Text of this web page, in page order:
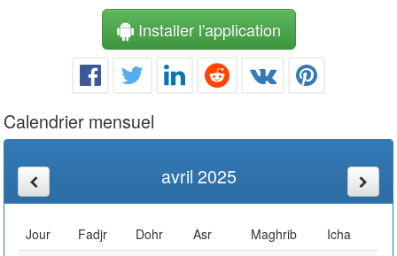
Installer l'application
Calendrier mensuel
avril 2025
Jour Fadjr Dohr Asr Maghrib
Icha